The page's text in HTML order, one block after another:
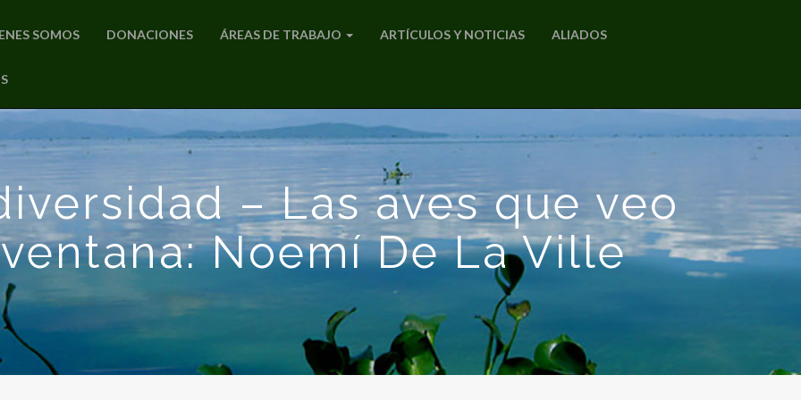
SOMOS DONACIONES ÁREAS DE TRABAJO ARTÍCULOS Y NOTICIAS ALIADOS
– Las aves que veo
Noemí De La Ville